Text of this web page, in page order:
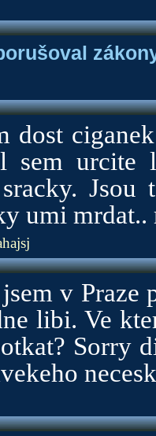
dost
sem urcite
Jsou
umi mrdat..
v Praze
libi. Ve
Sorry